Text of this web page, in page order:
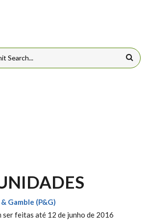
DE BUSCA
Gamble (P&G)
ser feitas até 12 de junho de 2016